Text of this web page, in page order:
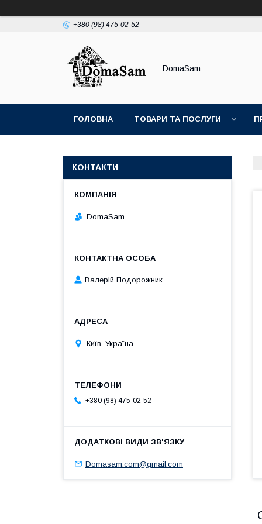
+380 (98) 475-02-52
DomaSam
ГОЛОВНА ТОВАРИ ТА ПОСЛУГИ
КОНТАКТИ
DomaSam
Валерій Подорожник
Київ, Україна
+380 (98) 475-02-52
Domasam.com@gmail.com